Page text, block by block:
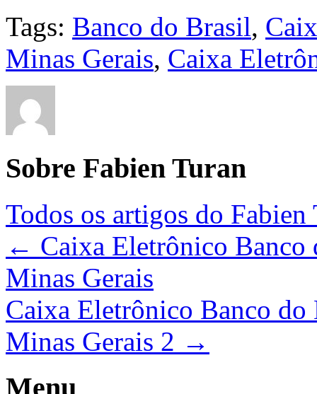
Tags: Banco do Brasil,
Minas Gerais, Caixa
Sobre Fabien Turan
Todos os artigos do
← Caixa Eletrônico Banco
Minas Gerais
Caixa Eletrônico Banco
Minas Gerais 2 →
Menu